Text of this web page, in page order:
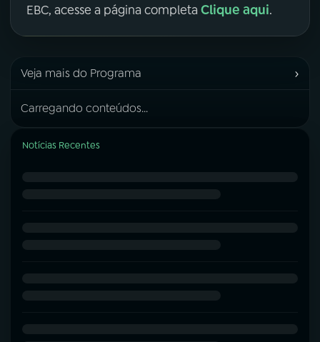
EBC, acesse a página completa Clique aqui.
Veja mais do Programa ›
Carregando conteúdos...
Notícias Recentes